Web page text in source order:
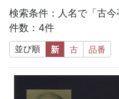
検索条件：人名で「古今
件数：4件
並び順 新 古 品番